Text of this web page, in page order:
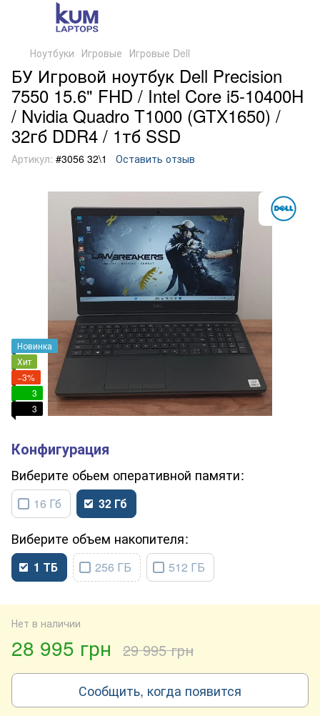
Ноутбуки Игровые Игровые Dell
БУ Игровой ноутбук Dell Precision
7550 15.6" FHD / Intel Core i5-10400H
/ Nvidia Quadro T1000 (GTX1650) /
32гб DDR4 / 1тб SSD
Артикул: #3056 32\1 Оставить отзыв
Новинка
Хит
−3%
3
3
обьем оперативной памяти
16 Гб 32 Гб
объем накопителя
1 ТБ 256 ГБ 512 ГБ
Нет в наличии
28 995 грн 29 995 грн
Сообщить, когда появится